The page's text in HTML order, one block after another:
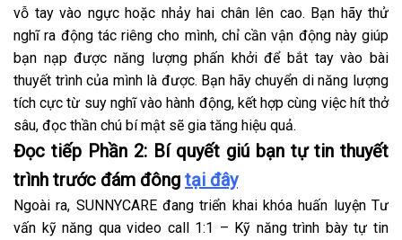
vỗ tay vào ngực hoặc nhảy hai chân lên cao. Bạn hãy thử
nghĩ ra động tác riêng cho mình, chỉ cần vận động này giúp
bạn nạp được năng lượng phấn khởi để bắt tay vào bài
thuyết trình của mình là được. Bạn hãy chuyển di năng lượng
tích cực từ suy nghĩ vào hành động, kết hợp cùng việc hít thở
sâu, đọc thần chú bí mật sẽ gia tăng hiệu quả.
Đọc tiếp Phần 2: Bí quyết giú bạn tự tin thuyết
trình trước đám đông tại đây
Ngoài ra, SUNNYCARE đang triển khai khóa huấn luyện Tư
vấn kỹ năng qua video call 1:1 – Kỹ năng trình bày tự tin